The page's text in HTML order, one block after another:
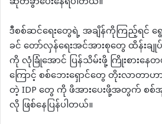
ဒီစစ်ဆင်ရေးတွေရဲ့ အချိန်ကိုကြည့်ရင်
ခင် တော်လှန်ရေးအင်အားစုတွေ ထိန်းခ
ကို လုံခြုံအောင် ပြန်သိမ်းဖို့ ကြိုးစားန
ကြောင့် စစ်ဘေးရှောင်တွေ တိုးလာတာ
တဲ့ IDP တွေ ကို ဖိအားပေးဖို့အတွက် စ
လို ဖြစ်နေပြန်ပါတယ်။